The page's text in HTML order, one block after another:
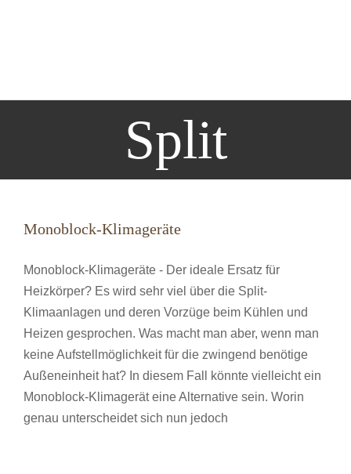
Split
Monoblock-Klimageräte
Monoblock-Klimageräte - Der ideale Ersatz für
Heizkörper? Es wird sehr viel über die Split-
Klimaanlagen und deren Vorzüge beim Kühlen und
Heizen gesprochen. Was macht man aber, wenn man
keine Aufstellmöglichkeit für die zwingend benötige
Außeneinheit hat? In diesem Fall könnte vielleicht ein
Monoblock-Klimagerät eine Alternative sein. Worin
genau unterscheidet sich nun jedoch